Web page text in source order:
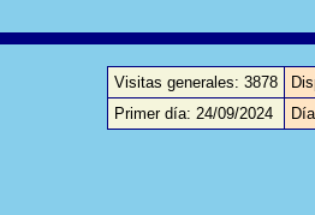
Visitas generales: 3878
Primer día: 24/09/2024